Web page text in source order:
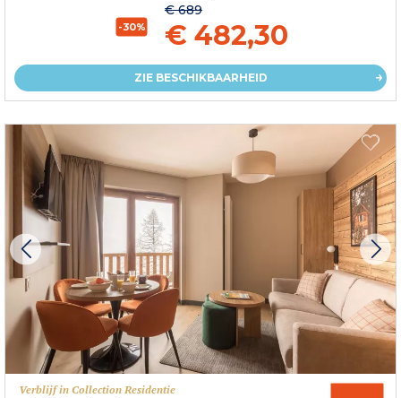
-30%
€ 689
€ 482,30
ZIE BESCHIKBAARHEID
Verblijf in Collection Residentie